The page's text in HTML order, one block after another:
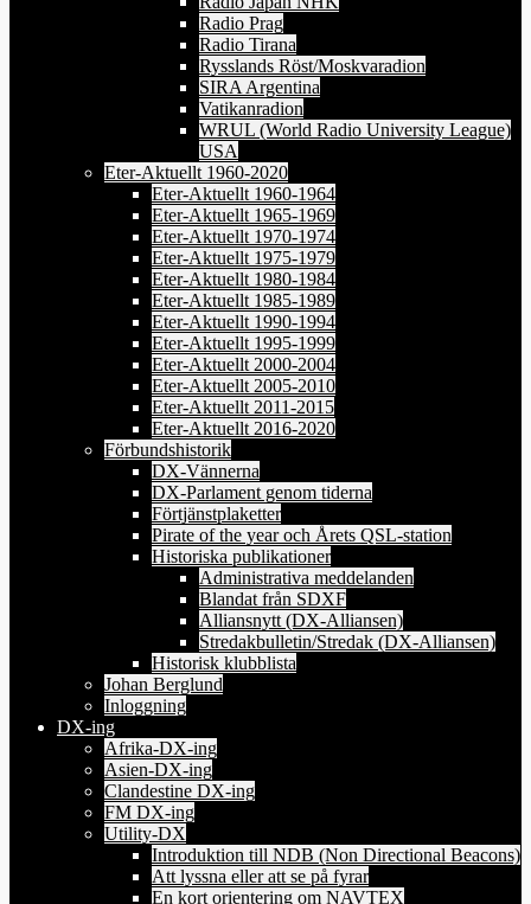
Radio Prag
Radio Tirana
Rysslands Röst/Moskvaradion
SIRA Argentina
Vatikanradion
WRUL (World Radio University League)
USA
Eter-Aktuellt 1960-2020
Eter-Aktuellt 1960-1964
Eter-Aktuellt 1965-1969
Eter-Aktuellt 1970-1974
Eter-Aktuellt 1975-1979
Eter-Aktuellt 1980-1984
Eter-Aktuellt 1985-1989
Eter-Aktuellt 1990-1994
Eter-Aktuellt 1995-1999
Eter-Aktuellt 2000-2004
Eter-Aktuellt 2005-2010
Eter-Aktuellt 2011-2015
Eter-Aktuellt 2016-2020
Förbundshistorik
DX-Vännerna
DX-Parlament genom tiderna
Förtjänstplaketter
Pirate of the year och Årets QSL-station
Historiska publikationer
Administrativa meddelanden
Blandat från SDXF
Alliansnytt (DX-Alliansen)
Stredakbulletin/Stredak (DX-Alliansen)
Historisk klubblista
Johan Berglund
Inloggning
DX-ing
Afrika-DX-ing
Asien-DX-ing
Clandestine DX-ing
FM DX-ing
Utility-DX
Introduktion till NDB (Non Directional Beacons)
Att lyssna eller att se på fyrar
En kort orientering om NAVTEX